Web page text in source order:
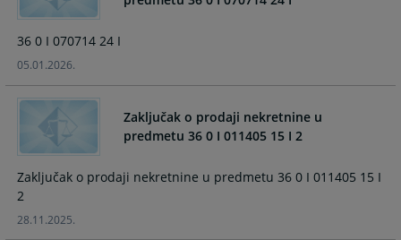
interact
the
calendar
and
date.
Press
the
mark
and
select
a
Press
36 0 I 070714 24 I
05.01.2026.
Zaključak o prodaji nekretnine u
predmetu 36 0 I 011405 15 I 2
Zaključak o prodaji nekretnine u predmetu 36 0 I 011405 15 I
2
28.11.2025.